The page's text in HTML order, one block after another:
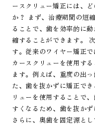
ースクリュー矯正には、
か？ まず、治療期間の短
ることで、歯を効率的に
縮することができます。
す。従来のワイヤー矯正
カースクリューを使用す
ます。例えば、重度の出
た、歯を抜かずに矯正で
リューを使用することで
すくなるため、歯を抜か
さらに、奥歯を固定源と